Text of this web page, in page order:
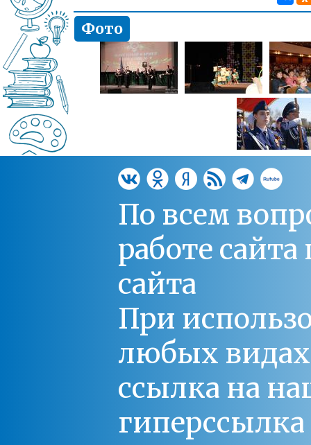
Фото
По всем
работе
сайта
При
любых
ссылка на